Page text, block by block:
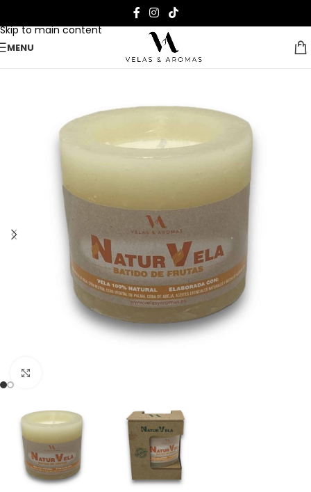
Skip to main content
MENU